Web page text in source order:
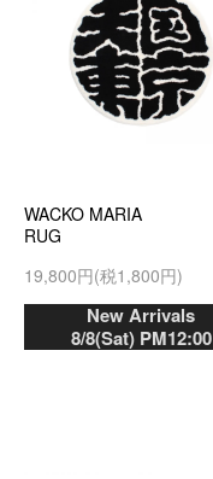
WACKO MARIA
RUG
19,800円(税1,800円)
New Arrivals
8/8(Sat) PM12:00